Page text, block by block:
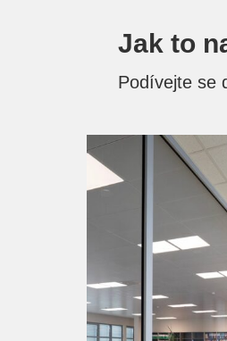
Jak to
Podívejte se